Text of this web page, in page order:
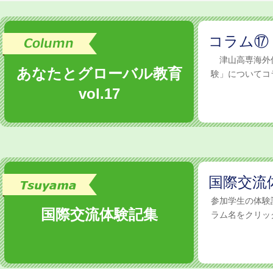
あなたとグローバル教育
vol.17
コラム⑰
津山高専海外
験」について
国際交流体験記集
国際交流
参加学生の体
ラム名をクリ